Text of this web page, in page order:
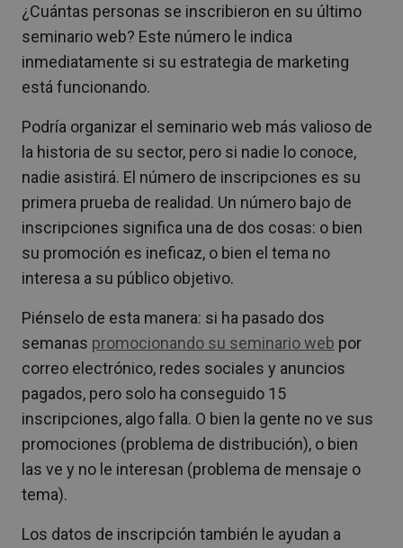
¿Cuántas personas se inscribieron en su último
seminario web? Este número le indica
inmediatamente si su estrategia de marketing
está funcionando.
Podría organizar el seminario web más valioso de
la historia de su sector, pero si nadie lo conoce,
nadie asistirá. El número de inscripciones es su
primera prueba de realidad. Un número bajo de
inscripciones significa una de dos cosas: o bien
su promoción es ineficaz, o bien el tema no
interesa a su público objetivo.
Piénselo de esta manera: si ha pasado dos
semanas promocionando su seminario web por
correo electrónico, redes sociales y anuncios
pagados, pero solo ha conseguido 15
inscripciones, algo falla. O bien la gente no ve sus
promociones (problema de distribución), o bien
las ve y no le interesan (problema de mensaje o
tema).
Los datos de inscripción también le ayudan a